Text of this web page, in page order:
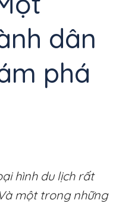
dân
phá
hình du lịch rất
một trong những